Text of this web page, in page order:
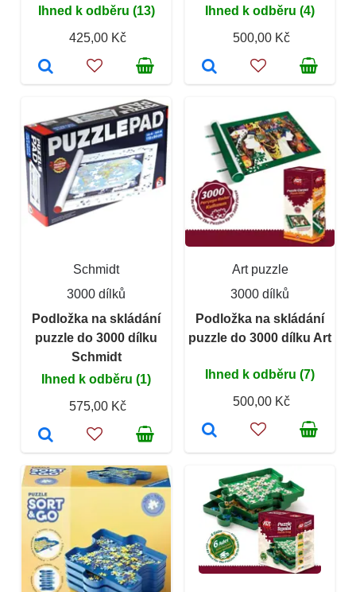
Ihned k odběru (13)
425,00 Kč
Ihned k odběru (4)
500,00 Kč
Schmidt
3000 dílků
Podložka na skládání
puzzle do 3000 dílku
Schmidt
Ihned k odběru (1)
575,00 Kč
Art puzzle
3000 dílků
Podložka na skládání
puzzle do 3000 dílku Art
Ihned k odběru (7)
500,00 Kč